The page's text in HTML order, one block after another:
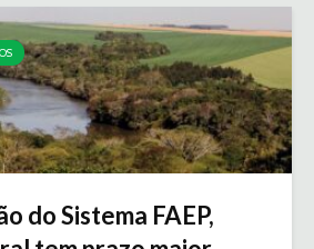
do Sistema FAEP,